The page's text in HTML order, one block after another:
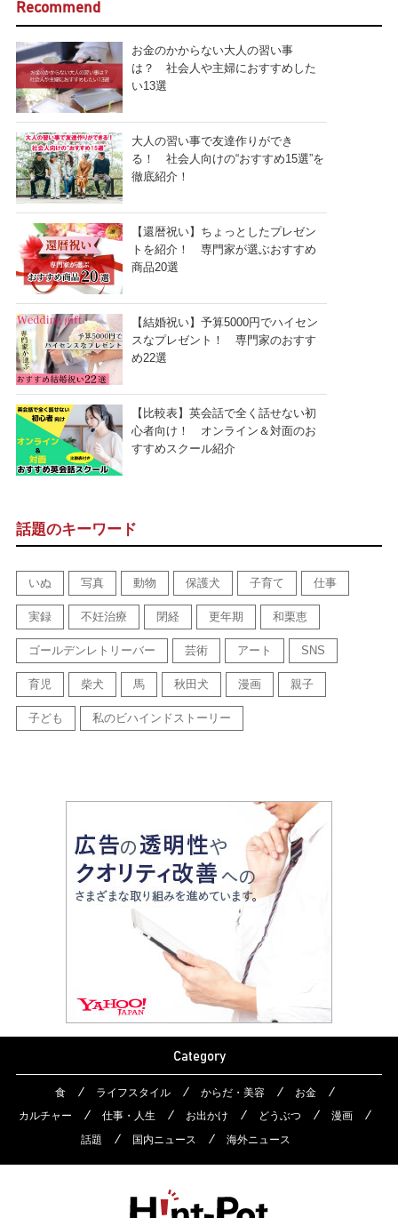
Recommend
お金のかからない大人の習い事
は？ 社会人や主婦におすすめした
い13選
大人の習い事で友達作りができ
る！ 社会人向けの“おすすめ15選”を
徹底紹介！
【還暦祝い】ちょっとしたプレゼン
トを紹介！ 専門家が選ぶおすすめ
商品20選
【結婚祝い】予算5000円でハイセン
スなプレゼント！ 専門家のおすす
め22選
【比較表】英会話で全く話せない初
心者向け！ オンライン＆対面のお
すすめスクール紹介
話題のキーワード
いぬ 写真 動物 保護犬 子育て 仕事
実録 不妊治療 閉経 更年期 和栗恵
ゴールデンレトリーバー 芸術 アート SNS
育児 柴犬 馬 秋田犬 漫画 親子
子ども 私のビハインドストーリー
Category
食 ライフスタイル からだ・美容
お金
カルチャー
仕事・人生 お出かけ どうぶつ
漫画
話題
国内ニュース 海外ニュース